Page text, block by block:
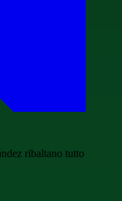
ribaltano tutto